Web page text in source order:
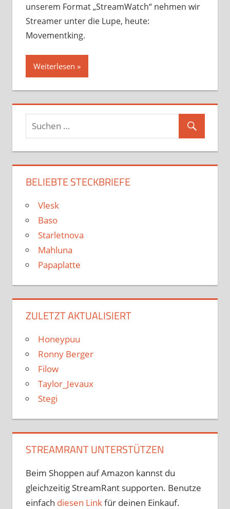
unserem Format „StreamWatch“ nehmen wir
Streamer unter die Lupe, heute:
Movementking.
Weiterlesen
BELIEBTE STECKBRIEFE
Vlesk
Baso
Starletnova
Mahluna
Papaplatte
ZULETZT AKTUALISIERT
Honeypuu
Ronny Berger
Filow
Taylor_Jevaux
Stegi
STREAMRANT UNTERSTÜTZEN
Beim Shoppen auf Amazon kannst du
gleichzeitig StreamRant supporten. Benutze
einfach diesen Linkfür deinen Einkauf.